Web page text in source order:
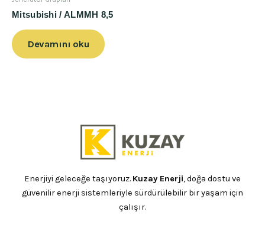
Mitsubishi / ALMMH 8,5
Devamını oku
Enerjiyi geleceğe taşıyoruz. Kuzay Enerji, doğa dostu ve
güvenilir enerji sistemleriyle sürdürülebilir bir yaşam için
çalışır.